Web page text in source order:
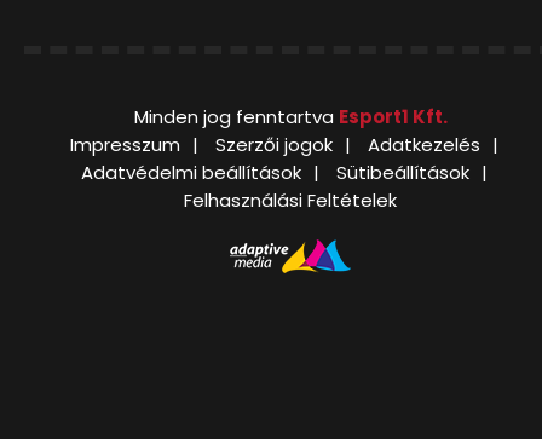
Minden jog fenntartva Esport1 Kft.
Impresszum
Szerzői jogok
Adatkezelés
Adatvédelmi beállítások
Sütibeállítások
Felhasználási Feltételek